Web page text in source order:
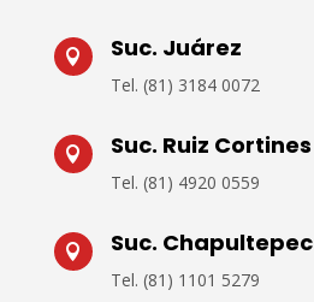
 Suc. Juárez
Tel. (81) 3184 0072
 Suc. Ruiz Cortines
Tel. (81) 4920 0559
 Suc. Chapultepec
Tel. (81) 1101 5279